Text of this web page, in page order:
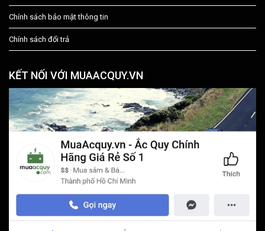
Chính sách bảo mật thông tin
Chính sách đổi trả
KẾT NỐI VỚI MUAACQUY.VN